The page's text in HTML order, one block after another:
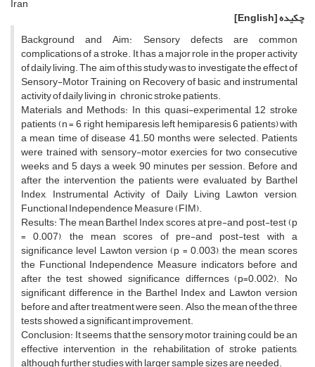
چکیده[English]
Background and Aim: Sensory defects are common
complications of a stroke. It has a major role in the proper activity
of daily living. The aim of this study was to investigate the effect of
Sensory-Motor Training on Recovery of basic and instrumental
activity of daily living in chronic stroke patients.
Materials and Methods: In this quasi-experimental 12 stroke
patients (n = 6, right hemiparesis, left hemiparesis 6 patients) with
a mean time of disease 41.50 months were selected. Patients
were trained with sensory-motor exercies for two consecutive
weeks and 5 days a week, 90 minutes per session. Before and
after the intervention the patients were evaluated by Barthel
Index, Instrumental Activity of Daily Living Lawton version,
Functional Independence Measure (FIM).
Results: The mean Barthel Index scores at pre-and post-test (p
= 0.007), the mean scores of pre-and post-test with a
significance level Lawton version (p = 0.003), the mean scores
the Functional Independence Measure indicators before and
after the test showed significance differnces (p=0.002). No
significant difference in the Barthel Index and Lawton version
before and after treatment were seen. Also, the mean of the three
tests showed a significant improvement.
Conclusion: It seems that the sensory motor training could be an
effective intervention in the rehabilitation of stroke patients,